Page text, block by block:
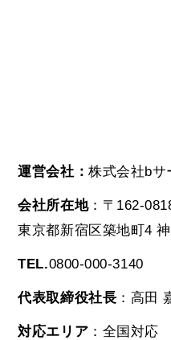
運営会社：株式会社bサ
会社所在地：〒162-
東京都新宿区築地町4
TEL.0800-000-3140
代表取締役社長 ：高田
対応エリア ：全国対応